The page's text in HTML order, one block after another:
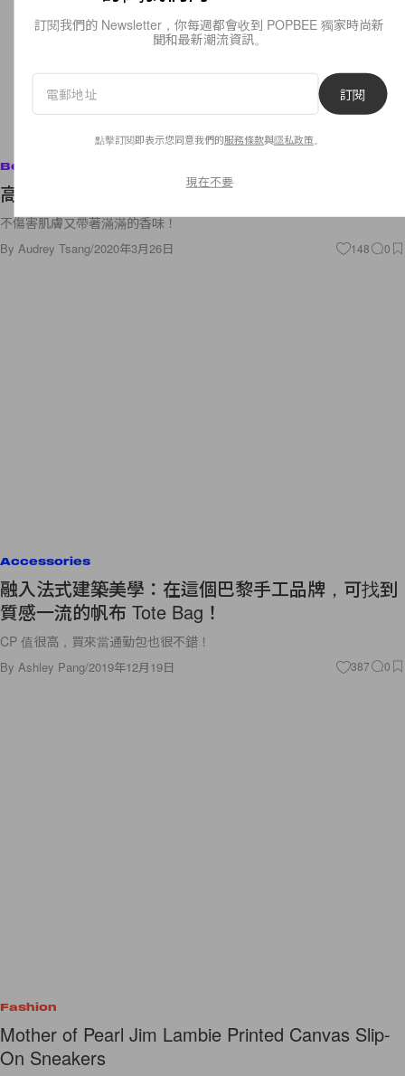
Beauty
高質感的潔手產品推介！不傷肌膚的同時保持清潔
不傷害肌膚又帶著滿滿的香味！
By Audrey Tsang/2020年3月26日 148 0
Accessories
融入法式建築美學：在這個巴黎手工品牌，可找到
質感一流的帆布 Tote Bag！
CP 值很高，買來當通勤包也很不錯！
By Ashley Pang/2019年12月19日 387 0
Fashion
Mother of Pearl Jim Lambie Printed Canvas Slip-
On Sneakers
訂閱我們的 Newsletter，你每週都會收到 POPBEE 獨家時尚新
聞和最新潮流資訊。
訂閱
點擊訂閱即表示您同意我們的服務條款與隱私政策
現在不要